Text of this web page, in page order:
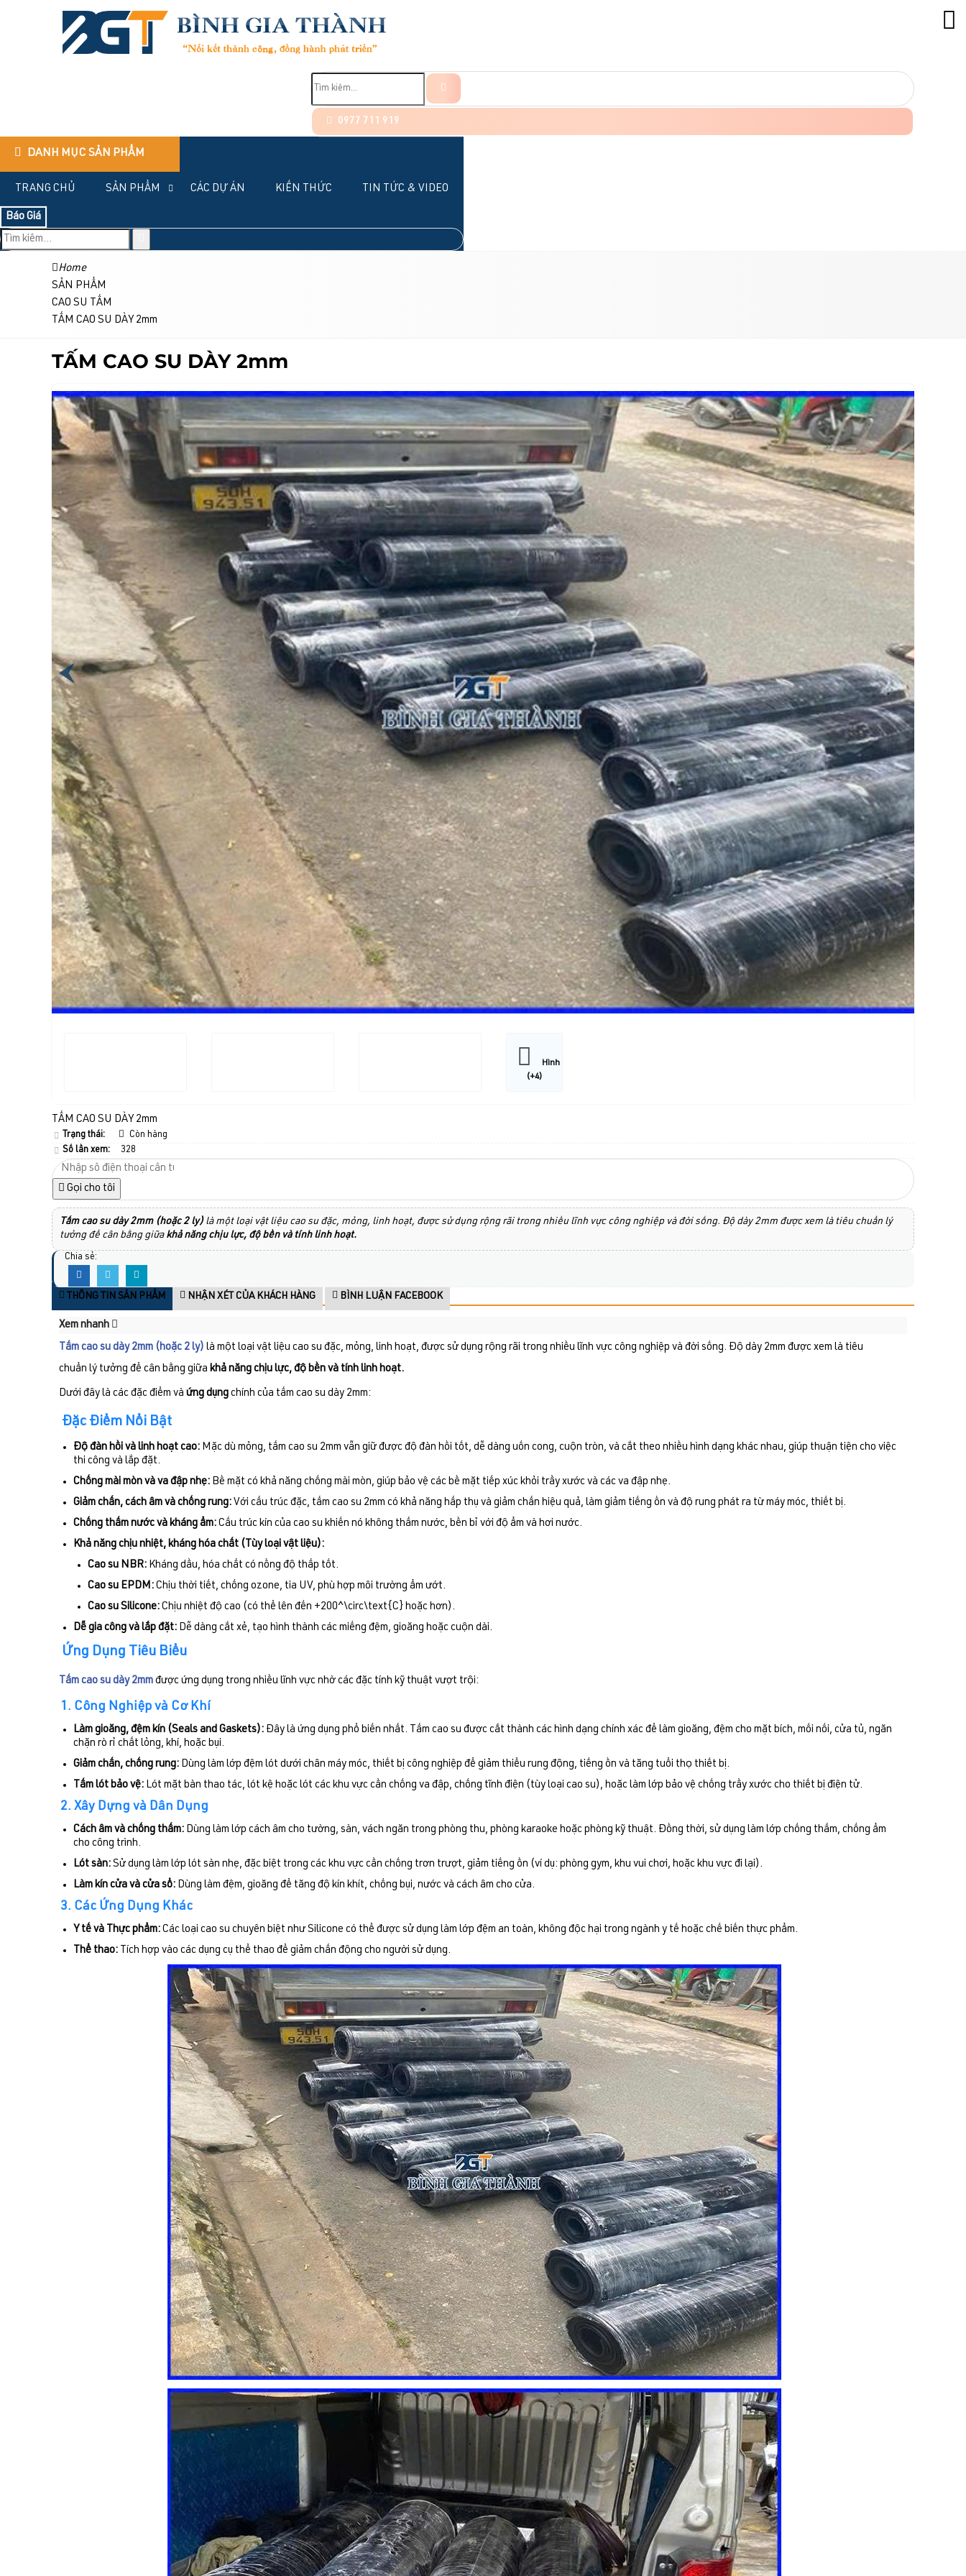
0977 711 919
DANH MỤC SẢN PHẨM
TRANG CHỦ SẢN PHẨM CÁC DỰ ÁN KIẾN THỨC TIN TỨC & VIDEO
Báo Giá
Home
SẢN PHẨM
CAO SU TẤM
TẤM CAO SU DÀY 2mm
TẤM CAO SU DÀY 2mm
Hình
(+4)
TẤM CAO SU DÀY 2mm
Trạng thái:
Còn hàng
Số lần xem:
328
Gọi cho tôi
Tấm cao su dày 2mm (hoặc 2 ly) là một loại vật liệu cao su đặc, mỏng, linh hoạt, được sử dụng rộng rãi trong nhiều lĩnh vực công nghiệp và đời sống. Độ dày 2mm được xem là tiêu chuẩn lý
tưởng để cân bằng giữa khả năng chịu lực, độ bền và tính linh hoạt.
Chia sẻ:
THÔNG TIN SẢN PHẨM NHẬN XÉT CỦA KHÁCH HÀNG BÌNH LUẬN FACEBOOK
Xem nhanh
Tấm cao su dày 2mm (hoặc 2 ly) là một loại vật liệu cao su đặc, mỏng, linh hoạt, được sử dụng rộng rãi trong nhiều lĩnh vực công nghiệp và đời sống. Độ dày 2mm được xem là tiêu
chuẩn lý tưởng để cân bằng giữa khả năng chịu lực, độ bền và tính linh hoạt.
Dưới đây là các đặc điểm và ứng dụng chính của tấm cao su dày 2mm:
Đặc Điểm Nổi Bật
Độ đàn hồi và linh hoạt cao: Mặc dù mỏng, tấm cao su 2mm vẫn giữ được độ đàn hồi tốt, dễ dàng uốn cong, cuộn tròn, và cắt theo nhiều hình dạng khác nhau, giúp thuận tiện cho việc
thi công và lắp đặt.
Chống mài mòn và va đập nhẹ: Bề mặt có khả năng chống mài mòn, giúp bảo vệ các bề mặt tiếp xúc khỏi trầy xước và các va đập nhẹ.
Giảm chấn, cách âm và chống rung: Với cấu trúc đặc, tấm cao su 2mm có khả năng hấp thụ và giảm chấn hiệu quả, làm giảm tiếng ồn và độ rung phát ra từ máy móc, thiết bị.
Chống thấm nước và kháng ẩm: Cấu trúc kín của cao su khiến nó không thấm nước, bền bỉ với độ ẩm và hơi nước.
Khả năng chịu nhiệt, kháng hóa chất (Tùy loại vật liệu):
Cao su NBR: Kháng dầu, hóa chất có nồng độ thấp tốt.
Cao su EPDM: Chịu thời tiết, chống ozone, tia UV, phù hợp môi trường ẩm ướt.
Cao su Silicone: Chịu nhiệt độ cao (có thể lên đến +200^\circ\text{C} hoặc hơn).
Dễ gia công và lắp đặt: Dễ dàng cắt xẻ, tạo hình thành các miếng đệm, gioăng hoặc cuộn dài.
Ứng Dụng Tiêu Biểu
Tấm cao su dày 2mm được ứng dụng trong nhiều lĩnh vực nhờ các đặc tính kỹ thuật vượt trội:
1. Công Nghiệp và Cơ Khí
Làm gioăng, đệm kín (Seals and Gaskets): Đây là ứng dụng phổ biến nhất. Tấm cao su được cắt thành các hình dạng chính xác để làm gioăng, đệm cho mặt bích, mối nối, cửa tủ, ngăn
chặn rò rỉ chất lỏng, khí, hoặc bụi.
Giảm chấn, chống rung: Dùng làm lớp đệm lót dưới chân máy móc, thiết bị công nghiệp để giảm thiểu rung động, tiếng ồn và tăng tuổi thọ thiết bị.
Tấm lót bảo vệ: Lót mặt bàn thao tác, lót kệ hoặc lót các khu vực cần chống va đập, chống tĩnh điện (tùy loại cao su), hoặc làm lớp bảo vệ chống trầy xước cho thiết bị điện tử.
2. Xây Dựng và Dân Dụng
Cách âm và chống thấm: Dùng làm lớp cách âm cho tường, sàn, vách ngăn trong phòng thu, phòng karaoke hoặc phòng kỹ thuật. Đồng thời, sử dụng làm lớp chống thấm, chống ẩm
cho công trình.
Lót sàn: Sử dụng làm lớp lót sàn nhẹ, đặc biệt trong các khu vực cần chống trơn trượt, giảm tiếng ồn (ví dụ: phòng gym, khu vui chơi, hoặc khu vực đi lại).
Làm kín cửa và cửa sổ: Dùng làm đệm, gioăng để tăng độ kín khít, chống bụi, nước và cách âm cho cửa.
3. Các Ứng Dụng Khác
Y tế và Thực phẩm: Các loại cao su chuyên biệt như Silicone có thể được sử dụng làm lớp đệm an toàn, không độc hại trong ngành y tế hoặc chế biến thực phẩm.
Thể thao: Tích hợp vào các dụng cụ thể thao để giảm chấn động cho người sử dụng.